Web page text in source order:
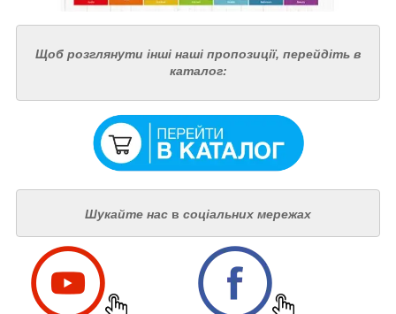
Щоб розглянути інші наші пропозиції, перейдіть в
каталог:
Шукайте нас в соціальних мережах